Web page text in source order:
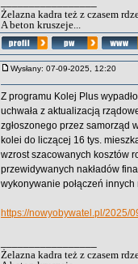
Żelazna kadra też z czasem
A beton kruszeje...
Wysłany: 07-09-2025, 12:20
Z programu Kolej Plus
uchwała z aktualizacją
zgłoszonego przez samorząd
kolei do liczącej 16 tys.
wzrost szacowanych kosztów
przewidywanych nakładów
wykonywanie połączeń
https://nowyobywatel.pl/2025/
Żelazna kadra też z czasem